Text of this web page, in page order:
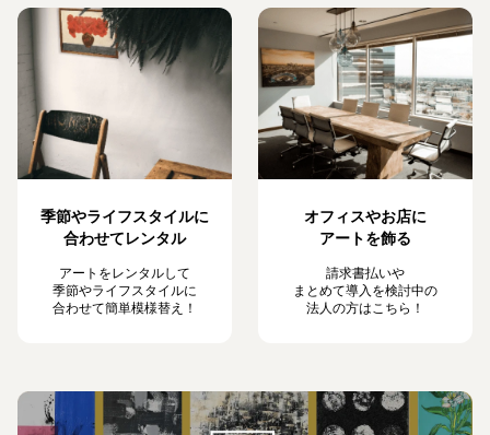
季節やライフスタイルに
合わせてレンタル
アートをレンタルして
季節やライフスタイルに
合わせて簡単模様替え！
オフィスやお店に
アートを飾る
請求書払いや
まとめて導入を検討中の
法人の方はこちら！